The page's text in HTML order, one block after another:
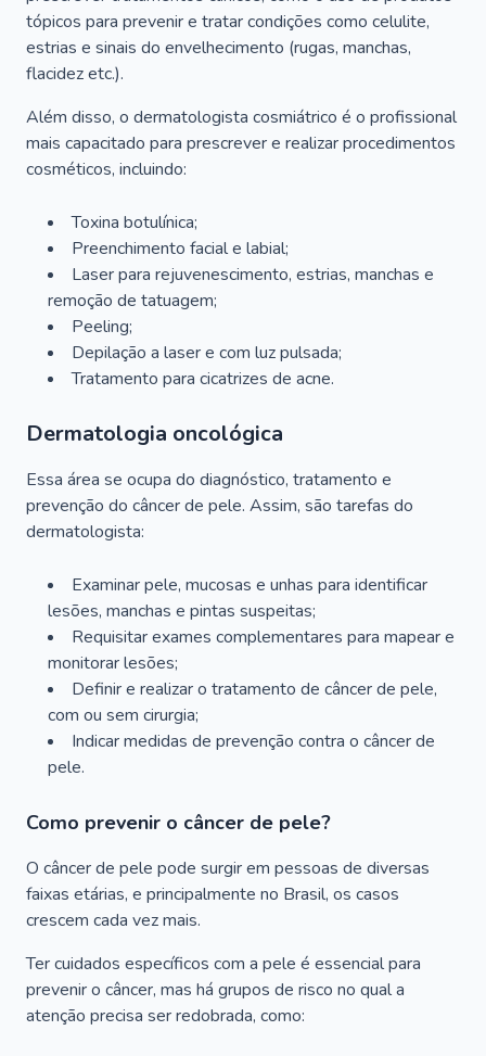
tópicos para prevenir e tratar condições como celulite,
estrias e sinais do envelhecimento (rugas, manchas,
flacidez etc.).
Além disso, o dermatologista cosmiátrico é o profissional
mais capacitado para prescrever e realizar procedimentos
cosméticos, incluindo:
Toxina botulínica;
Preenchimento facial e labial;
Laser para rejuvenescimento, estrias, manchas e
remoção de tatuagem;
Peeling;
Depilação a laser e com luz pulsada;
Tratamento para cicatrizes de acne.
Dermatologia oncológica
Essa área se ocupa do diagnóstico, tratamento e
prevenção do câncer de pele. Assim, são tarefas do
dermatologista:
Examinar pele, mucosas e unhas para identificar
lesões, manchas e pintas suspeitas;
Requisitar exames complementares para mapear e
monitorar lesões;
Definir e realizar o tratamento de câncer de pele,
com ou sem cirurgia;
Indicar medidas de prevenção contra o câncer de
pele.
Como prevenir o câncer de pele?
O câncer de pele pode surgir em pessoas de diversas
faixas etárias, e principalmente no Brasil, os casos
crescem cada vez mais.
Ter cuidados específicos com a pele é essencial para
prevenir o câncer, mas há grupos de risco no qual a
atenção precisa ser redobrada, como: